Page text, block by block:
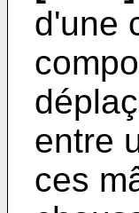
d'une
entre
ces